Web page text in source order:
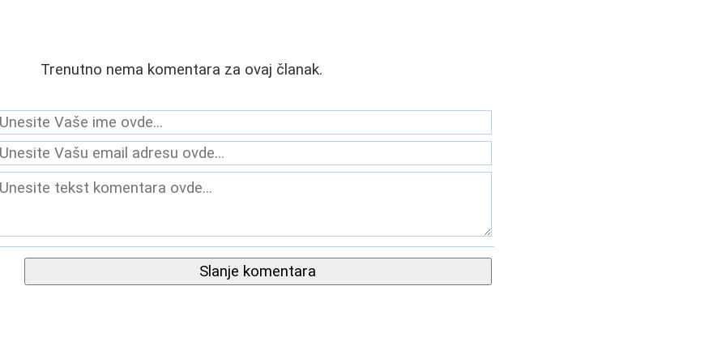
Trenutno nema komentara za ovaj članak.
Slanje komentara